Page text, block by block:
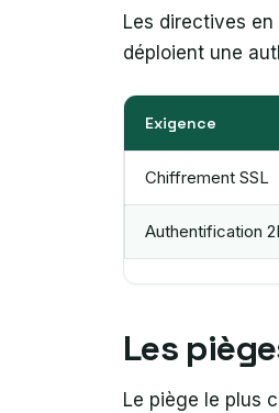
Les directives en
déploient une
Exigence
Chiffrement SSL
Authentification
Les
Le piège le plus